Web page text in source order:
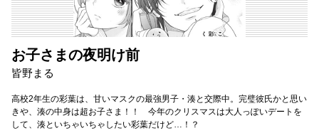
お子さまの夜明け前
皆野まる
高校2年生の彩葉は、甘いマスクの最強男子・湊と交際中。完璧彼氏かと思い
きや、湊の中身は超お子さま！！ 今年のクリスマスは大人っぽいデートを
して、湊といちゃいちゃしたい彩葉だけど…！？